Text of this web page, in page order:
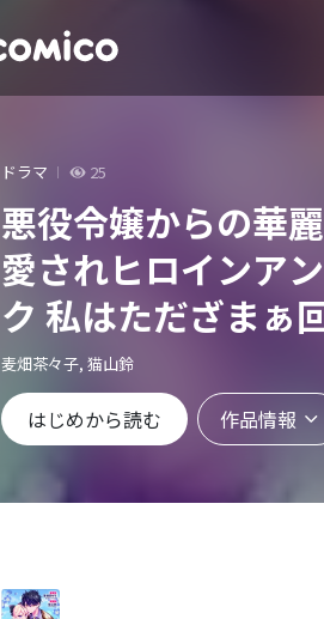
ドラマ 25
悪役令嬢からの華
愛されヒロインア
ク 私はただざまぁ
けなのに～悪役令
愛されてしまいま
麦畑茶々子, 猫山鈴
はじめから読む 作品情報